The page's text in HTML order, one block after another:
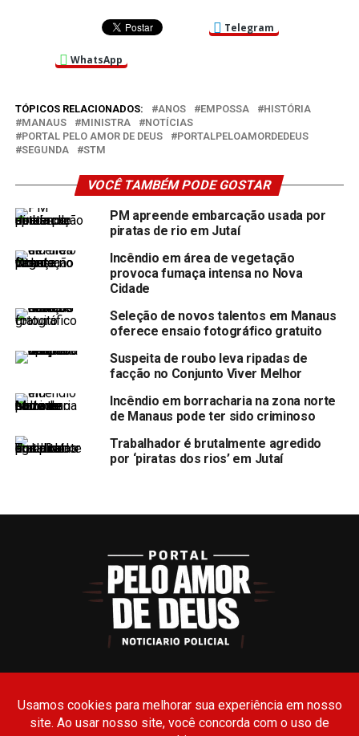
Telegram
WhatsApp
TÓPICOS RELACIONADOS: ANOS EMPOSSA
HISTÓRIA
MANAUS
MINISTRA
NOTÍCIAS
PORTAL PELO AMOR DE DEUS
PORTALPELOAMORDEDEUS
SEGUNDA
STM
VOCÊ TAMBÉM PODE GOSTAR
PM apreende embarcação usada por
piratas de rio em Jutaí
Incêndio em área de vegetação
provoca fumaça intensa no Nova
Cidade
Seleção de novos talentos em Manaus
oferece ensaio fotográfico gratuito
Suspeita de roubo leva ripadas de
facção no Conjunto Viver Melhor
Incêndio em borracharia na zona norte
de Manaus pode ter sido criminoso
Trabalhador é brutalmente agredido
por ‘piratas dos rios’ em Jutaí